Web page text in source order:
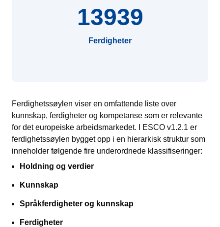
13939
Ferdigheter
Ferdighetssøylen viser en omfattende liste over
kunnskap, ferdigheter og kompetanse som er relevante
for det europeiske arbeidsmarkedet. I ESCO v1.2.1 er
ferdighetssøylen bygget opp i en hierarkisk struktur som
inneholder følgende fire underordnede klassifiseringer:
Holdning og verdier
Kunnskap
Språkferdigheter og kunnskap
Ferdigheter